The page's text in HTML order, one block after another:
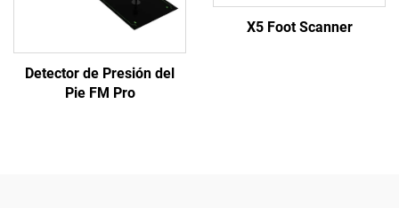
Detector de Presión del
Pie FM Pro
X5 Foot Scanner